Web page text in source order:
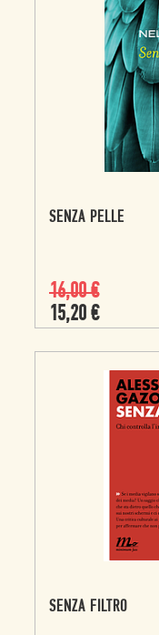
SENZA PELLE
16,00€
15,20 €
SENZA FILTRO